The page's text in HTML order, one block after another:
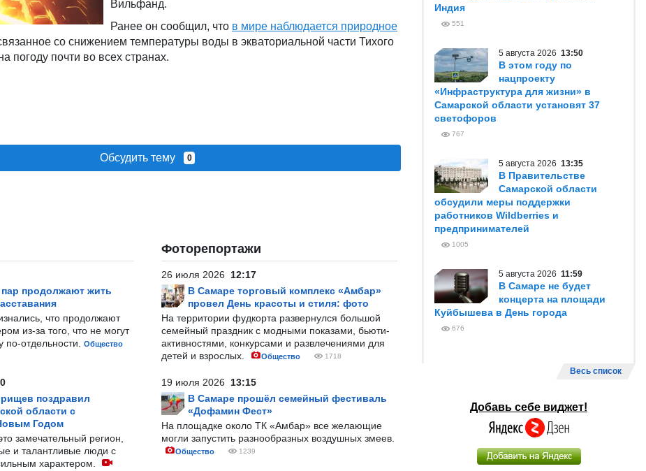
Вильфанд.
Ранее он сообщил, что в мире наблюдается природное
со снижением температуры воды в экваториальной части Тихого
погоду почти во всех странах.
Обсудить тему 0
пар продолжают жить
что продолжают
из-за того, что не могут
по-отдельности.
Общество
поздравил
области с
Годом
замечательный регион,
и талантливые люди с
характером.
Фоторепортажи
26 июля 2026 12:17
В Самаре торговый комплекс «Амбар»
провел День красоты и стиля: фото
На территории фудкорта развернулся большой
семейный праздник с модными показами, бьюти-
активностями, конкурсами и развлечениями для
детей и взрослых.
Общество 1718
19 июля 2026 13:15
В Самаре прошёл семейный фестиваль
«Дофамин Фест»
На площадке около ТК «Амбар» все желающие
могли запустить разнообразных воздушных змеев.
Общество 1239
Индия
551
5 августа 2026 13:50
В этом году по
нацпроекту
«Инфраструктура для жизни» в
Самарской области установят 37
светофоров
767
5 августа 2026 13:35
В Правительстве
Самарской области
обсудили меры поддержки
работников Wildberries и
предпринимателей
1005
5 августа 2026 11:59
В Самаре не будет
концерта на площади
Куйбышева в День города
676
Весь список
Добавь себе виджет!